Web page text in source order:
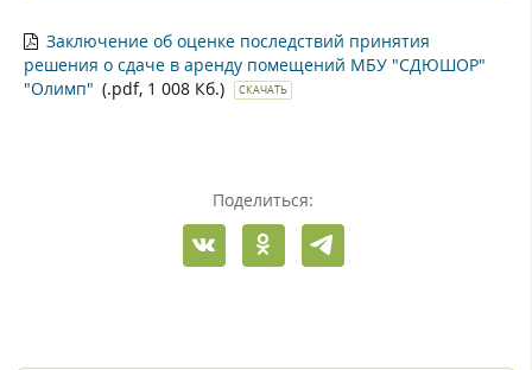
Заключение об оценке последствий принятия
решения о сдаче в аренду помещений МБУ "СДЮШОР"
"Олимп" (.pdf, 1 008 Кб.) СКАЧАТЬ
Поделиться: